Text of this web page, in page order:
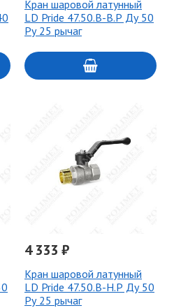
Кран шаровой латунный
LD Pride 47.50.В-В.Р Ду 50
Ру 25 рычаг
4 333 ₽
Кран шаровой латунный
LD Pride 47.50.В-Н.Р Ду 50
Ру 25 рычаг